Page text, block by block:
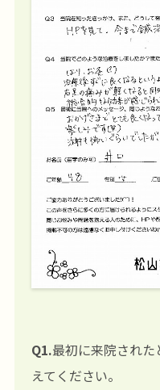
Q1.最初に来院され
えてください。